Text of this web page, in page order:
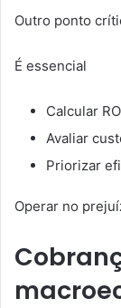
Outro ponto
É essencial
Calcular
Avaliar
Priorizar
Operar no